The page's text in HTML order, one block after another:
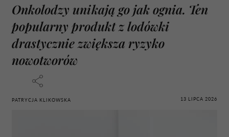
Onkolodzy unikają go jak ognia. Ten
popularny produkt z lodówki
drastycznie zwiększa ryzyko
nowotworów
PATRYCJA KLIKOWSKA 13 LIPCA 2026